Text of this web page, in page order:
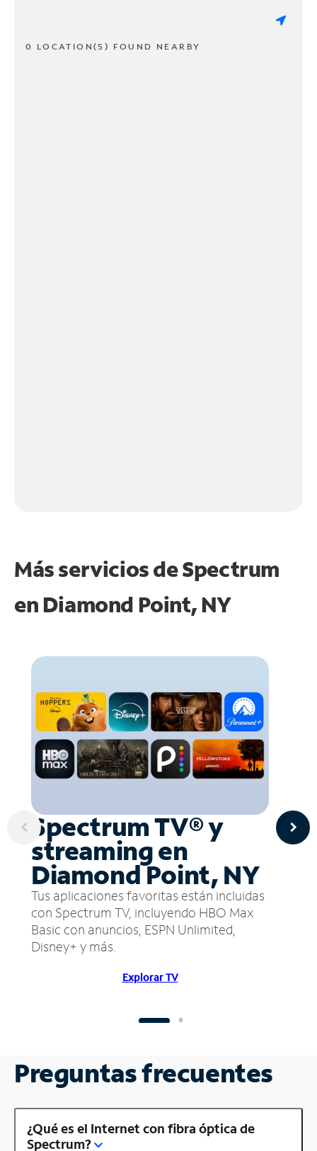
0 LOCATION(S) FOUND NEARBY
Más servicios de Spectrum
en Diamond Point, NY
Spectrum TV® y
streaming en
Diamond Point, NY
Tus aplicaciones favoritas están incluidas
con Spectrum TV, incluyendo HBO Max
Basic con anuncios, ESPN Unlimited,
Disney+ y más.
Explorar TV
Preguntas frecuentes
¿Qué es el Internet con fibra óptica de
Spectrum?